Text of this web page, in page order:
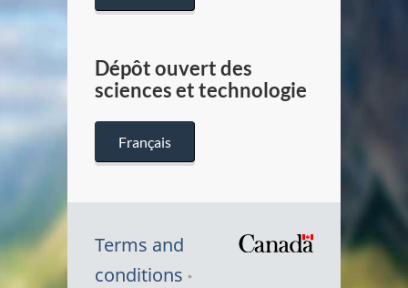
Dépôt ouvert des
sciences et technologie
Français
Terms and
conditions